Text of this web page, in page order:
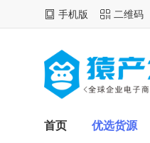
手机版 二维码
首页 优选货源